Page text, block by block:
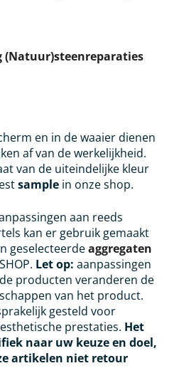
(Natuur)steenreparaties
en in de waaier dienen
af van de werkelijkheid.
van de uiteindelijke kleur
sample in onze shop.
aan reeds
kan er gebruik gemaakt
geselecteerdeaggregaten
Let op: aanpassingen
producten veranderen de
van het product.
gesteld voor
prestaties. Het
naar uw keuze en doel,
artikelen niet retour